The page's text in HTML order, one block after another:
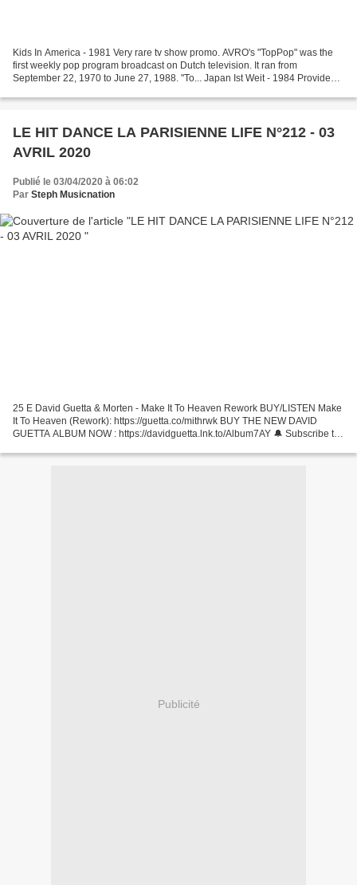
Kids In America - 1981 Very rare tv show promo. AVRO's "TopPop" was the
first weekly pop program broadcast on Dutch television. It ran from
September 22, 1970 to June 27, 1988. "To... Japan Ist Weit - 1984 Provided
LE HIT DANCE LA PARISIENNE LIFE N°212 - 03
AVRIL 2020
Publié le 03/04/2020 à 06:02
Par Steph Musicnation
25 E David Guetta & Morten - Make It To Heaven Rework BUY/LISTEN Make
It To Heaven (Rework): https://guetta.co/mithrwk BUY THE NEW DAVID
GUETTA ALBUM NOW : https://davidguetta.lnk.to/Album7AY 🔔 Subscribe to
Publicité